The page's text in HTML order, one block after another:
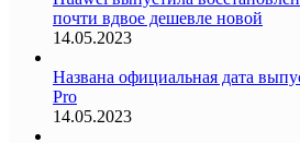
почти вдвое дешевле новой
14.05.2023
Названа официальная дата
Pro
14.05.2023